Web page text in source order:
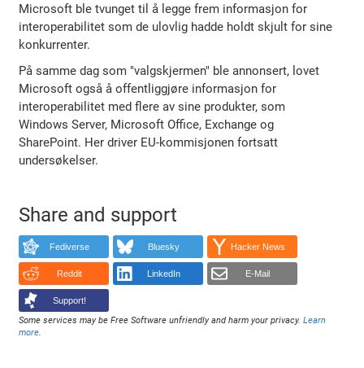
Microsoft ble tvunget til å legge frem informasjon for
interoperabilitet som de ulovlig hadde holdt skjult for sine
konkurrenter.
På samme dag som "valgskjermen" ble annonsert, lovet
Microsoft også å offentliggjøre informasjon for
interoperabilitet med flere av sine produkter, som
Windows Server, Microsoft Office, Exchange og
SharePoint. Her driver EU-kommisjonen fortsatt
undersøkelser.
Share and support
Fediverse Bluesky Hacker News
Reddit LinkedIn E-Mail
Support!
Some services may be Free Software unfriendly and harm your privacy.Learn
more.